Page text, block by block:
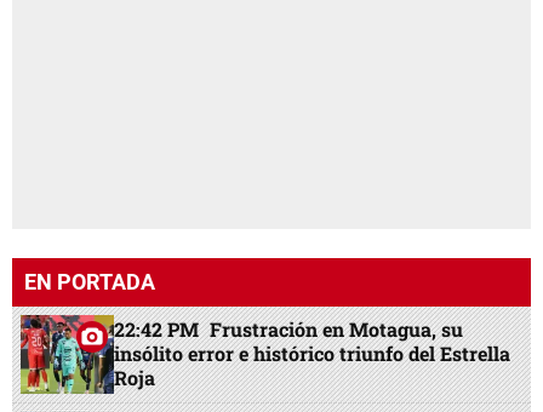
EN PORTADA
22:42 PM Frustración en Motagua, su
insólito error e histórico triunfo del Estrella
Roja